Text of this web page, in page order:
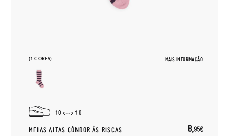
(1 CORES) MAIS INFORMAÇÃO
10 10
MEIAS ALTAS CÓNDOR ÀS RISCAS 8,95€